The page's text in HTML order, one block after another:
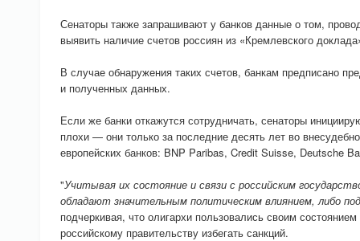
Сенаторы также запрашивают у банков данные о том,
выявить наличие счетов россиян из «Кремлевского
В случае обнаружения таких счетов, банкам предписано
и полученных данных.
Если же банки откажутся сотрудничать, сенаторы
плохи — они только за последние десять лет во
европейских банков: BNP Paribas, Credit Suisse, Deutsche
"Учитывая их состояние и связи с российским
обладают значительным политическим влиянием, либо
подчеркивая, что олигархи пользовались своим
российскому правительству избегать санкций.